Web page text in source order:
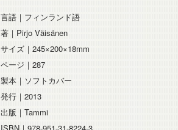
言語｜フィンランド語
著｜Pirjo Väisänen
サイズ｜245×200×18mm
ページ｜287
製本｜ソフトカバー
発行｜2013
出版｜Tammi
ISBN｜978-951-31-8224-3